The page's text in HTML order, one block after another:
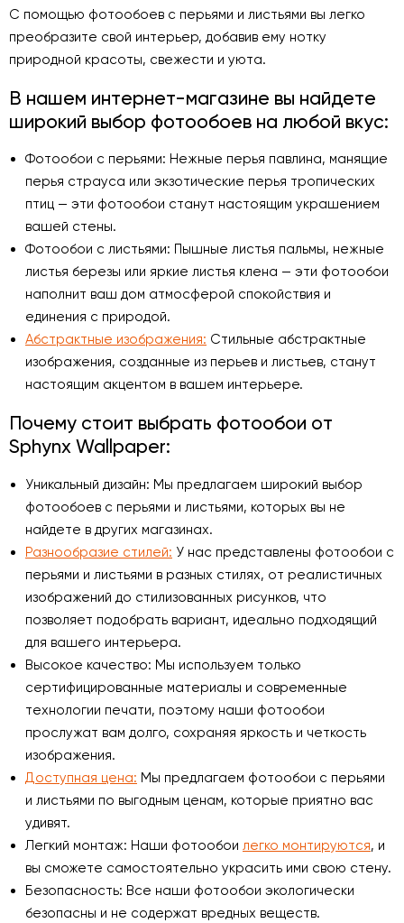
С помощью фотообоев с перьями и листьями вы легко
преобразите свой интерьер, добавив ему нотку
природной красоты, свежести и уюта.
В нашем интернет-магазине вы найдете
широкий выбор фотообоев на любой вкус:
Фотообои с перьями: Нежные перья павлина, манящие
перья страуса или экзотические перья тропических
птиц — эти фотообои станут настоящим украшением
вашей стены.
Фотообои с листьями: Пышные листья пальмы, нежные
листья березы или яркие листья клена — эти фотообои
наполнит ваш дом атмосферой спокойствия и
единения с природой.
Абстрактные изображения: Стильные абстрактные
изображения, созданные из перьев и листьев, станут
настоящим акцентом в вашем интерьере.
Почему стоит выбрать фотообои от
Sphynx Wallpaper:
Уникальный дизайн: Мы предлагаем широкий выбор
фотообоев с перьями и листьями, которых вы не
найдете в других магазинах.
Разнообразие стилей: У нас представлены фотообои с
перьями и листьями в разных стилях, от реалистичных
изображений до стилизованных рисунков, что
позволяет подобрать вариант, идеально подходящий
для вашего интерьера.
Высокое качество: Мы используем только
сертифицированные материалы и современные
технологии печати, поэтому наши фотообои
прослужат вам долго, сохраняя яркость и четкость
изображения.
Доступная цена: Мы предлагаем фотообои с перьями
и листьями по выгодным ценам, которые приятно вас
удивят.
Легкий монтаж: Наши фотообои легко монтируются, и
вы сможете самостоятельно украсить ими свою стену.
Безопасность: Все наши фотообои экологически
безопасны и не содержат вредных веществ.